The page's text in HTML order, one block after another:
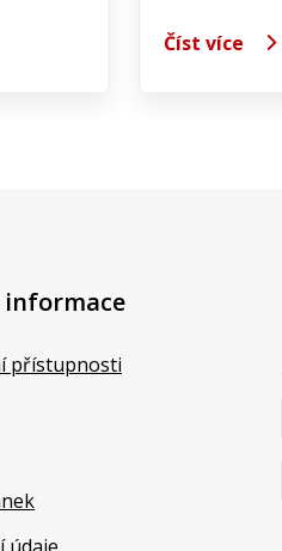
Číst více
přístupnosti